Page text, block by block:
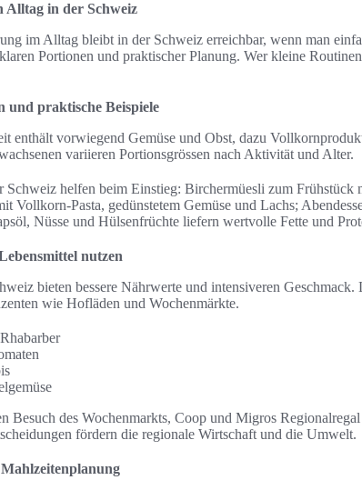
in der Schweiz
im Alltag bleibt in der Schweiz erreichbar, wenn man
Portionen und praktischer Planung. Wer kleine
und praktische Beispiele
enthält vorwiegend Gemüse und Obst, dazu
variieren Portionsgrössen nach Aktivität und Alter.
Schweiz helfen beim Einstieg: Birchermüesli zum Frühstück
Vollkorn-Pasta, gedünstetem Gemüse und Lachs;
Nüsse und Hülsenfrüchte liefern wertvolle Fette und
nutzen
bieten bessere Nährwerte und intensiveren
wie Hofläden und Wochenmärkte.
Besuch des Wochenmarkts, Coop und Migros
fördern die regionale Wirtschaft und die Umwelt.